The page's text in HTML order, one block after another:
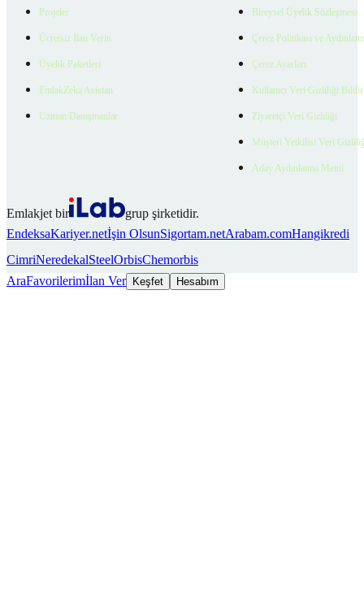
Projeler
Ücretsiz İlan Verin
Üyelik Paketleri
EmlakZeka Asistan
Uzman Danışmanlar
Bireysel Üyelik Sözleşmesi
Çerez Politikası ve
Çerez Ayarları
Kullanıcı Veri Gizliliği
Ziyaretçi Veri Gizliliği
Müşteri Yetkilisi Veri
Aday Aydınlatma Metni
Emlakjet bir
grup şirketidir.
EndeksaKariyer.netİşin OlsunSigortam.netArabam.comHangikredi
CimriNeredekalSteelOrbisChemorbis
AraFavorilerimİlan Ver Keşfet Hesabım